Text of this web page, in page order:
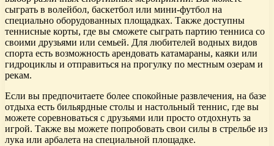
сыграть в волейбол, баскетбол или мини-футбол на
специально оборудованных площадках. Также доступны
теннисные корты, где вы сможете сыграть партию тенниса со
своими друзьями или семьей. Для любителей водных видов
спорта есть возможность арендовать катамараны, каяки или
гидроциклы и отправиться на прогулку по местным озерам и
рекам.
Если вы предпочитаете более спокойные развлечения, на базе
отдыха есть бильярдные столы и настольный теннис, где вы
можете соревноваться с друзьями или просто отдохнуть за
игрой. Также вы можете попробовать свои силы в стрельбе из
лука или арбалета на специальной площадке.